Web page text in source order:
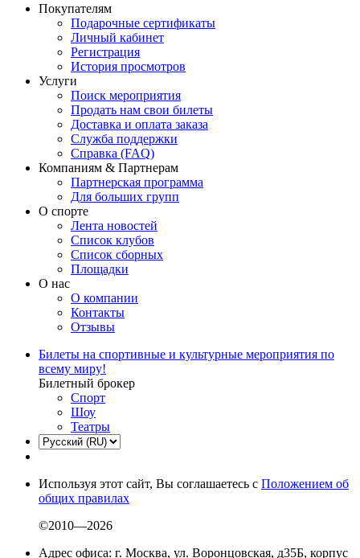
Покупателям
Подарочные сертификаты
Личный кабинет
Регистрация
История просмотров
Услуги
Поиск мероприятия
Продать нам свои билеты
Доставка и оплата заказа
Служба поддержки
Справка (FAQ)
Компаниям & Партнерам
Партнерская программа
Для больших групп
О спорте
Лента новостей
Список клубов
Список сборных
Площадки
О нас
О компании
Контакты
Отзывы
Билеты на спортивные и культурные мероприятия по
всему миру!
Билетный брокер
Спорт
Шоу
Театры
Используя этот сайт, Вы соглашаетесь с Положением об
общих правилах
©2010—2026
Адрес офиса: г. Москва, ул. Воронцовская, д35Б, корпус